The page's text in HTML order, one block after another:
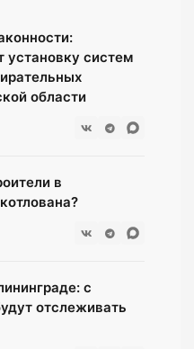
установку систем
области
в
с
отслеживать